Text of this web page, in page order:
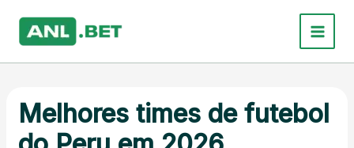
conteúdo
Melhores times de futebol